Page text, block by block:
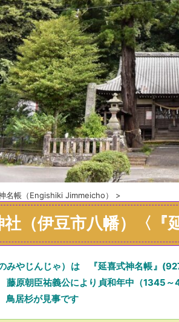
名帳（Engishiki Jimmeicho） >
（伊豆市八幡）〈『
みやじんじゃ） は 『延喜式神名帳』 (
藤原朝臣祐義公により貞和年中 （1345
鳥居杉が見事です